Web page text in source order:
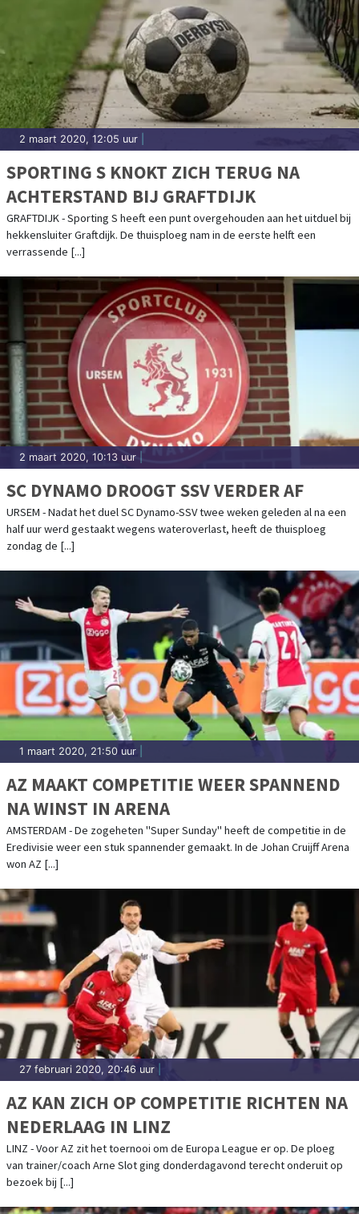
2 maart 2020, 12:05 uur
SPORTING S KNOKT ZICH TERUG NA
ACHTERSTAND BIJ GRAFTDIJK
GRAFTDIJK - Sporting S heeft een punt overgehouden aan het uitduel bij
hekkensluiter Graftdijk. De thuisploeg nam in de eerste helft een
verrassende [...]
2 maart 2020, 10:13 uur
SC DYNAMO DROOGT SSV VERDER AF
URSEM - Nadat het duel SC Dynamo-SSV twee weken geleden al na een
half uur werd gestaakt wegens wateroverlast, heeft de thuisploeg
zondag de [...]
1 maart 2020, 21:50 uur
AZ MAAKT COMPETITIE WEER SPANNEND
NA WINST IN ARENA
AMSTERDAM - De zogeheten "Super Sunday" heeft de competitie in de
Eredivisie weer een stuk spannender gemaakt. In de Johan Cruijff Arena
won AZ [...]
27 februari 2020, 20:46 uur
AZ KAN ZICH OP COMPETITIE RICHTEN NA
NEDERLAAG IN LINZ
LINZ - Voor AZ zit het toernooi om de Europa League er op. De ploeg
van trainer/coach Arne Slot ging donderdagavond terecht onderuit op
bezoek bij [...]